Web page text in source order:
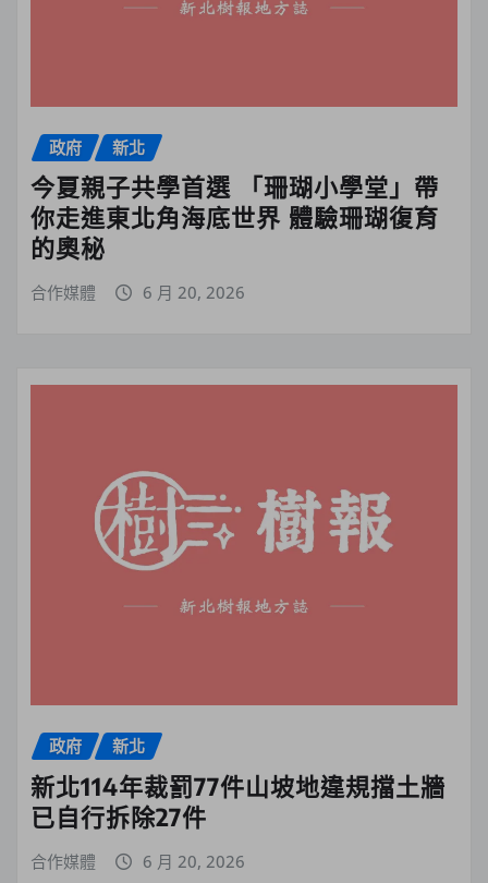
政府 新北
今夏親子共學首選 「珊瑚小學堂」帶
你走進東北角海底世界 體驗珊瑚復育
的奧秘
合作媒體 6 月 20, 2026
政府 新北
新北114年裁罰77件山坡地違規擋土牆
已自行拆除27件
合作媒體 6 月 20, 2026